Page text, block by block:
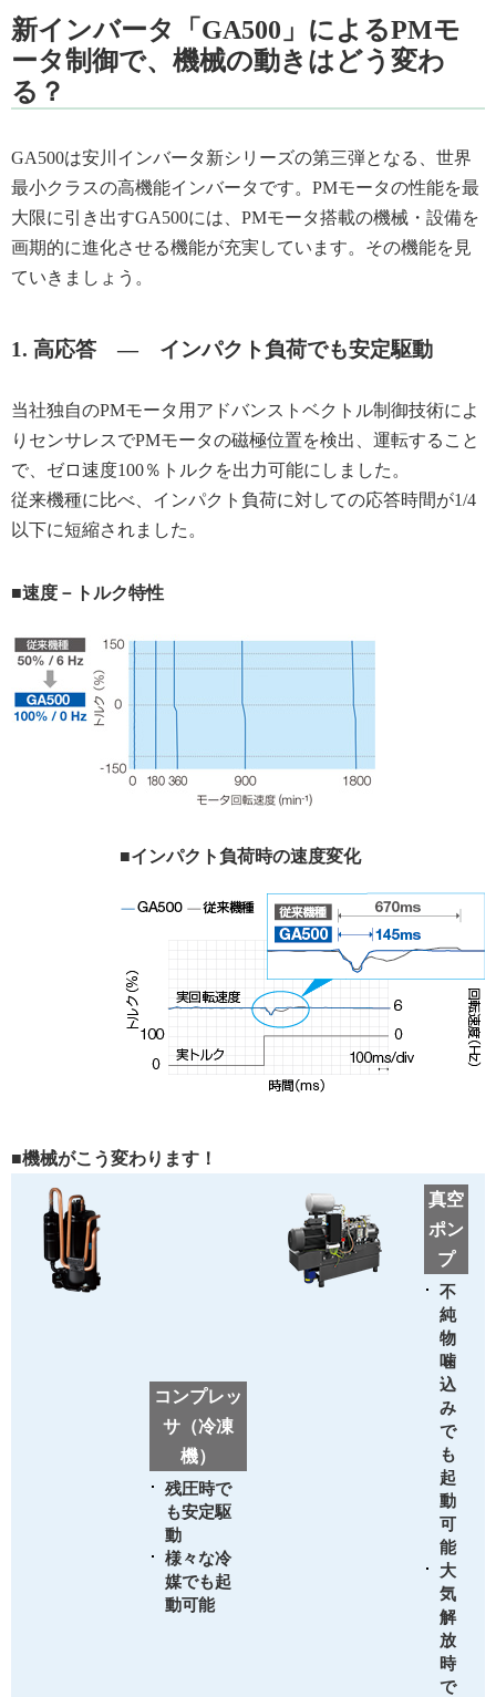
新インバータ「GA500」によるPMモ
ータ制御で、機械の動きはどう変わ
る？
GA500は安川インバータ新シリーズの第三弾となる、世界
最小クラスの高機能インバータです。PMモータの性能を最
大限に引き出すGA500には、PMモータ搭載の機械・設備を
画期的に進化させる機能が充実しています。その機能を見
ていきましょう。
1. 高応答 ― インパクト負荷でも安定駆動
当社独自のPMモータ用アドバンストベクトル制御技術によ
りセンサレスでPMモータの磁極位置を検出、運転すること
で、ゼロ速度100％トルクを出力可能にしました。
従来機種に比べ、インパクト負荷に対しての応答時間が1/4
以下に短縮されました。
■速度－トルク特性
■インパクト負荷時の速度変化
■機械がこう変わります！
コンプレッ
サ（冷凍
機）
残圧時で
も安定駆
動
様々な冷
媒でも起
動可能
真空
ポン
プ
不
純
物
噛
込
み
で
も
起
動
可
能
大
気
解
放
時
で